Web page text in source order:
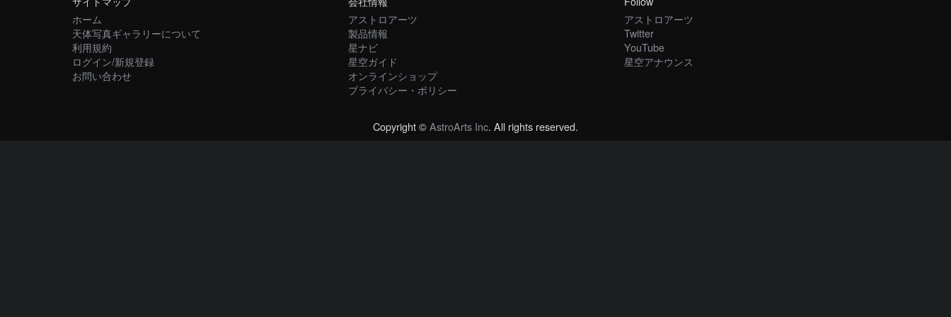
ホーム
天体写真ギャラリーについて
利用規約
ログイン/新規登録
お問い合わせ
アストロアーツ
製品情報
星ナビ
星空ガイド
オンラインショップ
プライバシー・ポリシー
アストロアーツ
Twitter
YouTube
星空アナウンス
Copyright ©AstroArts Inc. All rights reserved.